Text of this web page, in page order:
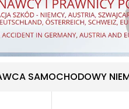
SAMOCHODOWY